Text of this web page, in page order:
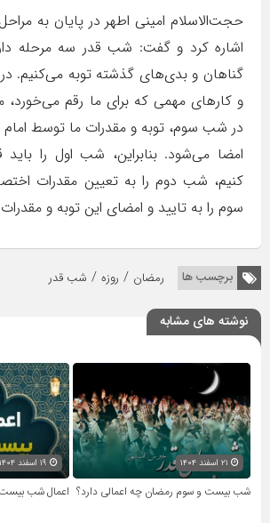
حجت‌الاسلام امینی اطهر در پایان به
اشاره کرد و گفت: شب قدر سه مرحله
گناهان و بدی‌های گذشته توبه می‌کنیم.
و کارهای مهمی که برای ما رقم
در شب سوم، توبه و مقدرات ما توسط امام
امضا می‌شود. بنابراین، شب اول را باید
کنیم، شب دوم را به تعیین مقدرات
سوم را به تایید و امضای این توبه و
برچسب ها رمضان / روزه / شب قدر
نوشته های مشابه
شب بیست و سوم رمضان چه اعمالی دارد؟ اعمال شب بیست